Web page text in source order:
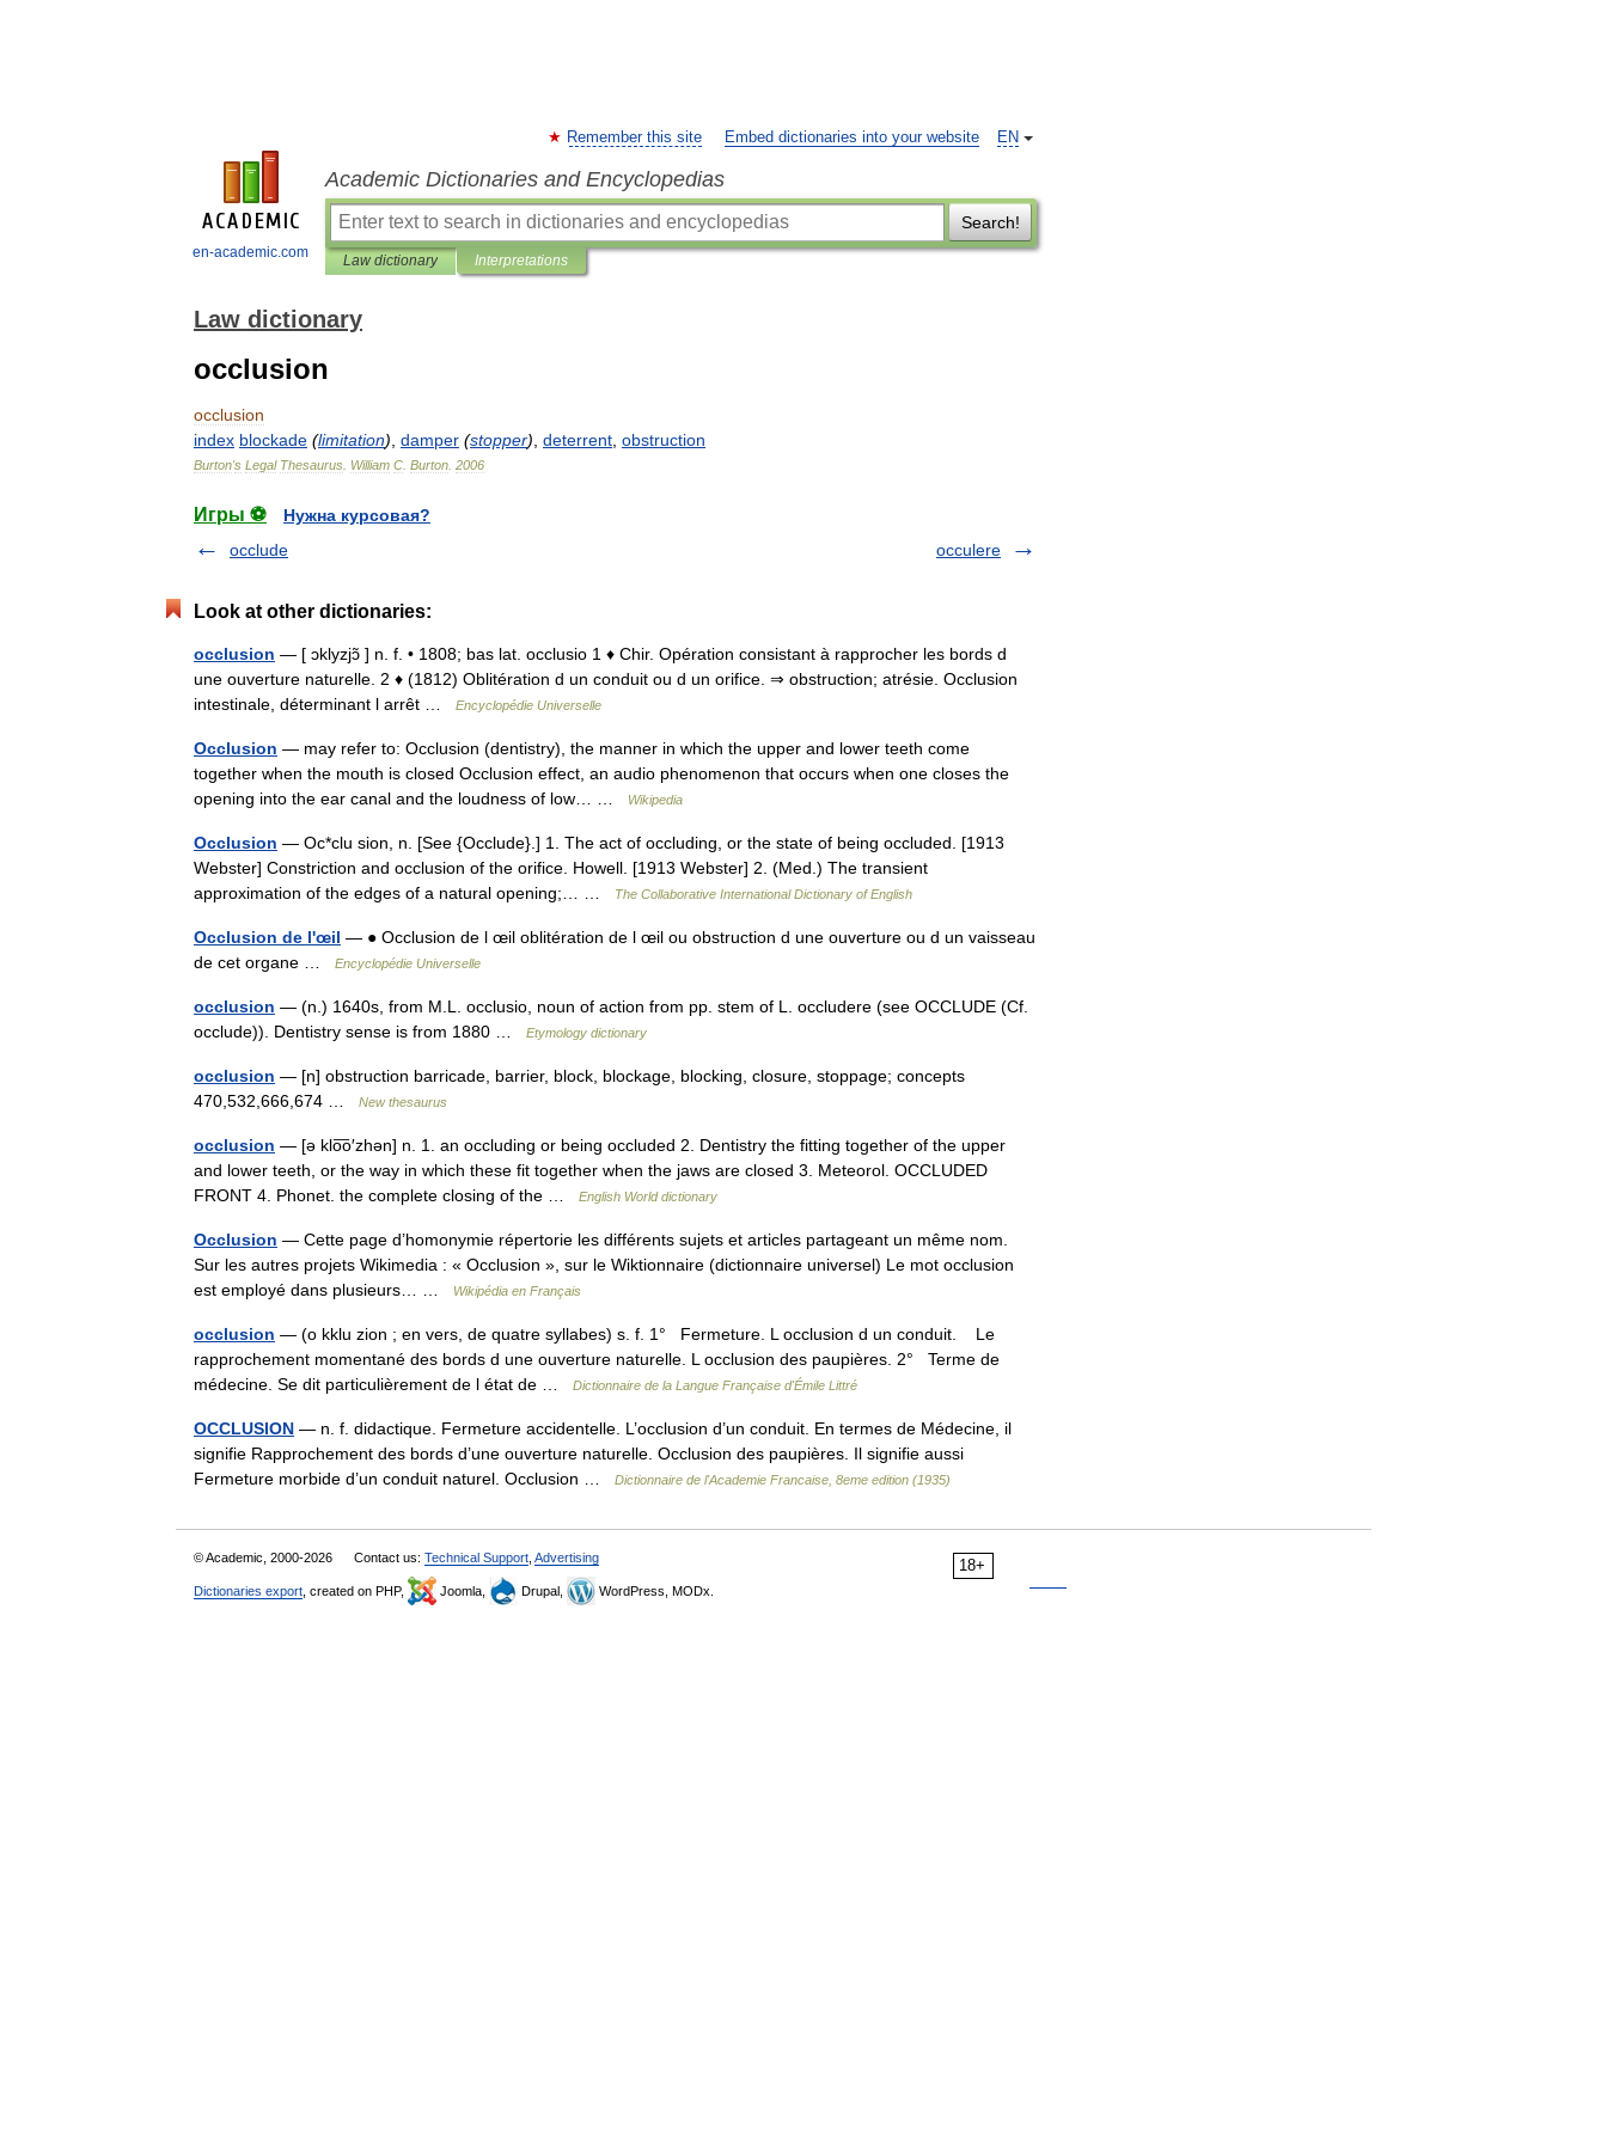
en-academic.com
EN
Remember this site Embed dictionaries into your website
Academic Dictionaries and Encyclopedias
Search!
Law dictionary Interpretations
Law dictionary
occlusion
occlusion
index blockade (limitation) damper (stopper) deterrent obstruction
Burton's Legal Thesaurus William C Burton 2006
Игры ⚽
Нужна курсовая?
occlude
occulere
Look at other dictionaries:
occlusion — [ ɔklyzjɔ̃ ] n. f. • 1808; bas lat. occlusio 1 ♦ Chir. Opération consistant à rapprocher les bords d
une ouverture naturelle. 2 ♦ (1812) Oblitération d un conduit ou d un orifice. ⇒ obstruction; atrésie. Occlusion
intestinale, déterminant l arrêt …
Encyclopédie Universelle
Occlusion — may refer to: Occlusion (dentistry), the manner in which the upper and lower teeth come
together when the mouth is closed Occlusion effect, an audio phenomenon that occurs when one closes the
opening into the ear canal and the loudness of low… …
Wikipedia
Occlusion — Oc*clu sion, n. [See {Occlude}.] 1. The act of occluding, or the state of being occluded. [1913
Webster] Constriction and occlusion of the orifice. Howell. [1913 Webster] 2. (Med.) The transient
approximation of the edges of a natural opening;… …
The Collaborative International Dictionary of English
Occlusion de l'œil — ● Occlusion de l œil oblitération de l œil ou obstruction d une ouverture ou d un vaisseau
de cet organe …
Encyclopédie Universelle
occlusion — (n.) 1640s, from M.L. occlusio, noun of action from pp. stem of L. occludere (see OCCLUDE (Cf.
occlude)). Dentistry sense is from 1880 …
Etymology dictionary
occlusion — [n] obstruction barricade, barrier, block, blockage, blocking, closure, stoppage; concepts
470,532,666,674 …
New thesaurus
occlusion — [ə klo͞o′zhən] n. 1. an occluding or being occluded 2. Dentistry the fitting together of the upper
and lower teeth, or the way in which these fit together when the jaws are closed 3. Meteorol. OCCLUDED
FRONT 4. Phonet. the complete closing of the …
English World dictionary
Occlusion — Cette page d’homonymie répertorie les différents sujets et articles partageant un même nom.
Sur les autres projets Wikimedia : « Occlusion », sur le Wiktionnaire (dictionnaire universel) Le mot occlusion
est employé dans plusieurs… …
Wikipédia en Français
occlusion — (o kklu zion ; en vers, de quatre syllabes) s. f. 1° Fermeture. L occlusion d un conduit. Le
rapprochement momentané des bords d une ouverture naturelle. L occlusion des paupières. 2° Terme de
médecine. Se dit particulièrement de l état de …
Dictionnaire de la Langue Française d'Émile Littré
OCCLUSION — n. f. didactique. Fermeture accidentelle. L’occlusion d’un conduit. En termes de Médecine, il
signifie Rapprochement des bords d’une ouverture naturelle. Occlusion des paupières. Il signifie aussi
Fermeture morbide d’un conduit naturel. Occlusion …
Dictionnaire de l'Academie Francaise, 8eme edition (1935)
18+
© Academic, 2000-2026 Contact us: Technical Support Advertising
Dictionaries export , created on PHP, Joomla, Drupal, WordPress, MODx.